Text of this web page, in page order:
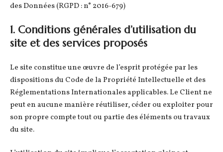
des Données (RGPD : n° 2016-679)
1. Conditions générales d’utilisation du
site et des services proposés
Le site constitue une œuvre de l’esprit protégée par les
dispositions du Code de la Propriété Intellectuelle et des
Réglementations Internationales applicables. Le Client ne
peut en aucune manière réutiliser, céder ou exploiter pour
son propre compte tout ou partie des éléments ou travaux
du site.